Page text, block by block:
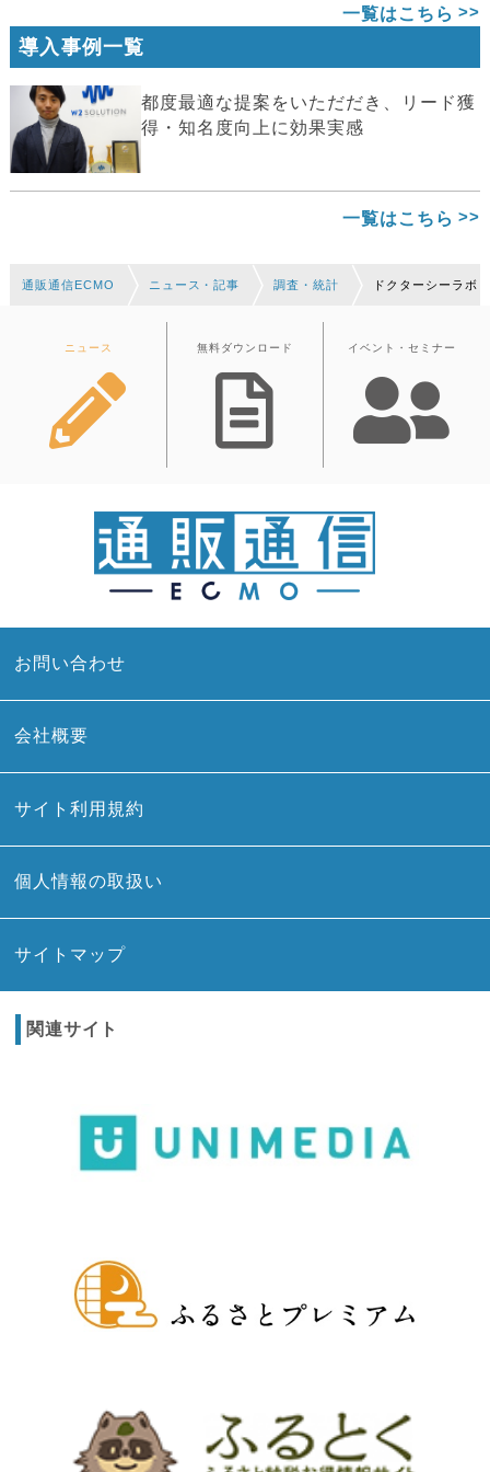
一覧はこちら
導入事例一覧
都度最適な提案をいただだき、リード獲
得・知名度向上に効果実感
一覧はこちら
通販通信ECMO ニュース・記事 調査・統計 ドクターシーラボ
ニュース 無料ダウンロード イベント・セミナー
お問い合わせ
会社概要
サイト利用規約
個人情報の取扱い
サイトマップ
関連サイト